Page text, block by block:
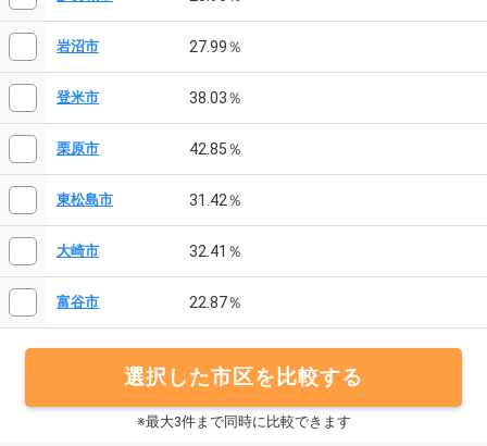
岩沼市 27.99％
登米市 38.03％
栗原市 42.85％
東松島市 31.42％
大崎市 32.41％
富谷市 22.87％
選択した市区を比較する
※最大3件まで同時に比較できます